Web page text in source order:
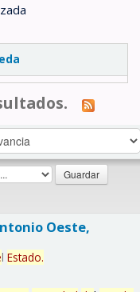
Oeste,
l Estado.